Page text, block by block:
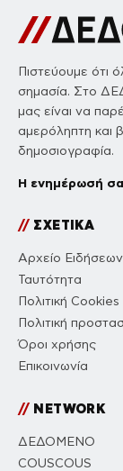
Πιστεύουμε ότι
σημασία. Στο
μας είναι να
αμερόληπτη και
δημοσιογραφία.
Η ενημέρωσή
//ΣΧΕΤΙΚΑ
Αρχείο Ειδήσεων
Ταυτότητα
Πολιτική Cookies
Πολιτική
Όροι χρήσης
Επικοινωνία
//NETWORK
ΔΕΔΟΜΕΝΟ
COUSCOUS